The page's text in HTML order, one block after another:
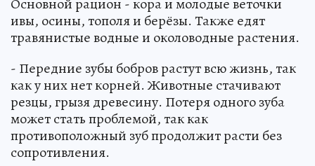
ивы, осины, тополя и берёзы. Также едят
травянистые водные и околоводные растения.
- Передние зубы бобров растут всю жизнь, так
как у них нет корней. Животные стачивают
резцы, грызя древесину. Потеря одного зуба
может стать проблемой, так как
противоположный зуб продолжит расти без
сопротивления.